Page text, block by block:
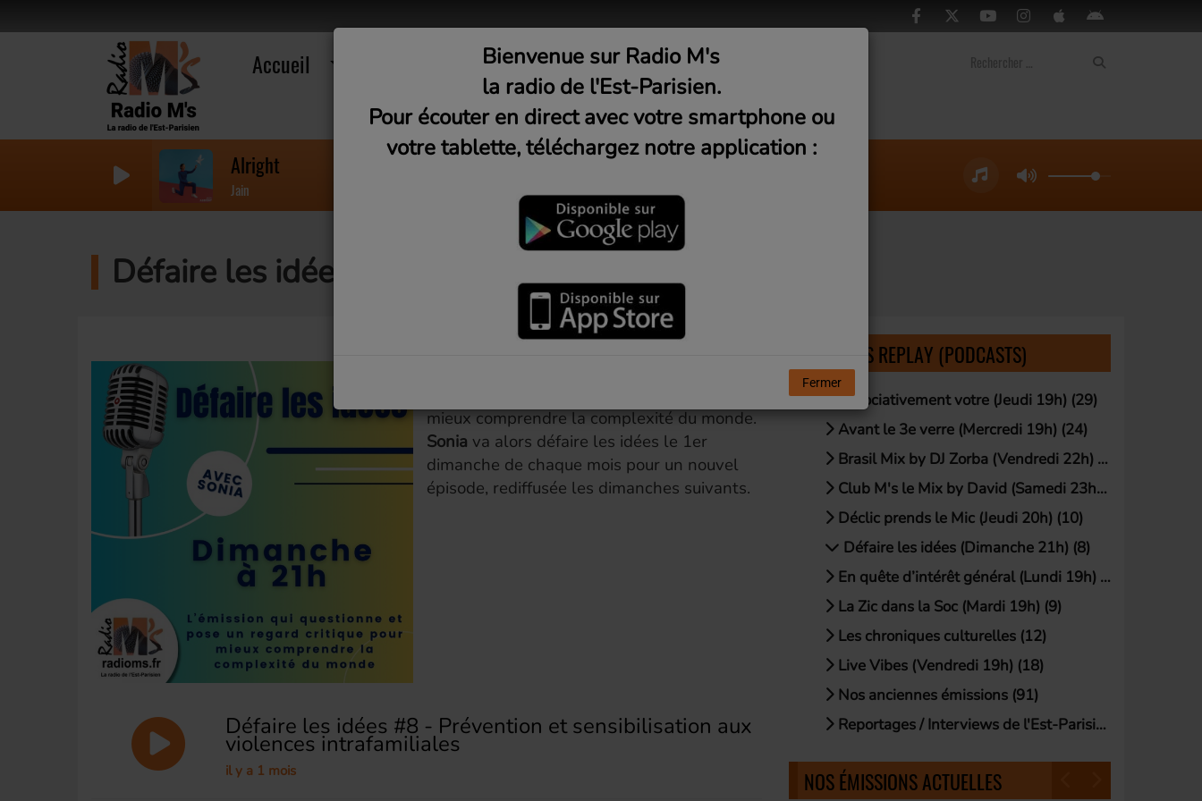
Accueil Musique Médias
Alright
Jain
Défaire les idées (Dimanche 21h)
mieux comprendre la complexité du monde.
Sonia va alors défaire les idées le 1er
dimanche de chaque mois pour un nouvel
épisode, rediffusée les dimanches suivants.
Défaire les idées #8 - Prévention et sensibilisation aux
violences intrafamiliales
il y a 1 mois
LISTE DES REPLAY (PODCASTS)
Associativement votre (Jeudi 19h) (29)
Avant le 3e verre (Mercredi 19h) (24)
Brasil Mix by DJ Zorba (Vendredi 22h) (21)
Club M's le Mix by David (Samedi 23h) (19)
Déclic prends le Mic (Jeudi 20h) (10)
Défaire les idées (Dimanche 21h) (8)
En quête d’intérêt général (Lundi 19h) (18)
La Zic dans la Soc (Mardi 19h) (9)
Les chroniques culturelles (12)
Live Vibes (Vendredi 19h) (18)
Nos anciennes émissions (91)
Reportages / Interviews de l'Est-Parisien (54)
NOS ÉMISSIONS ACTUELLES
Bienvenue sur Radio M's
la radio de l'Est-Parisien.
Pour écouter en direct avec votre smartphone ou
votre tablette, téléchargez notre application :
Fermer